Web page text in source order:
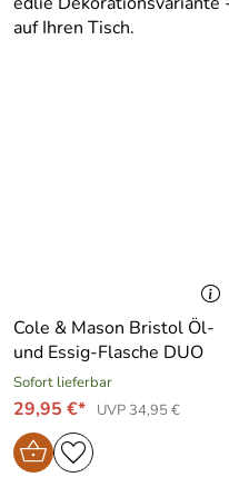
auf Ihren Tisch.
Cole & Mason Bristol Öl-
und Essig-Flasche DUO
Sofort lieferbar
29,95 €* UVP 34,95 €